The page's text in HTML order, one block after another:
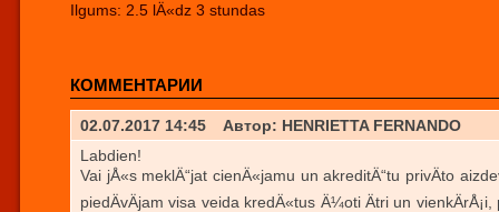
Ilgums: 2.5 lÄ«dz 3 stundas
КОММЕНТАРИИ
02.07.2017 14:45
Автор: HENRIETTA FERNANDO
Labdien!
Vai jÅ«s meklÄ“jat cienÄ«jamu un akreditÄ“tu privÄto
piedÄvÄjam visa veida kredÄ«tus Ä¼oti Ätri un